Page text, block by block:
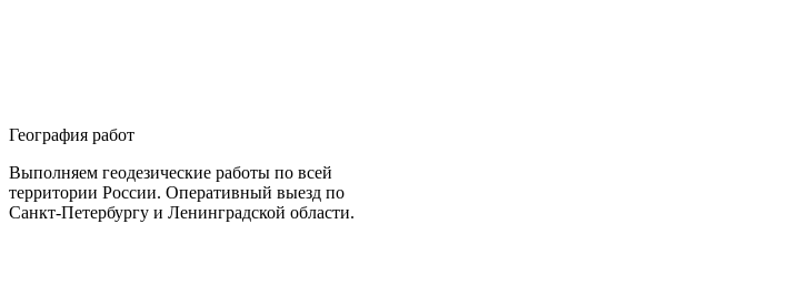
География работ
Выполняем геодезические работы по всей
территории России. Оперативный выезд по
Санкт-Петербургу и Ленинградской области.